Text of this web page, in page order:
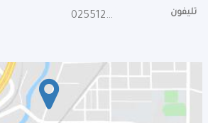
تليفون 025512151